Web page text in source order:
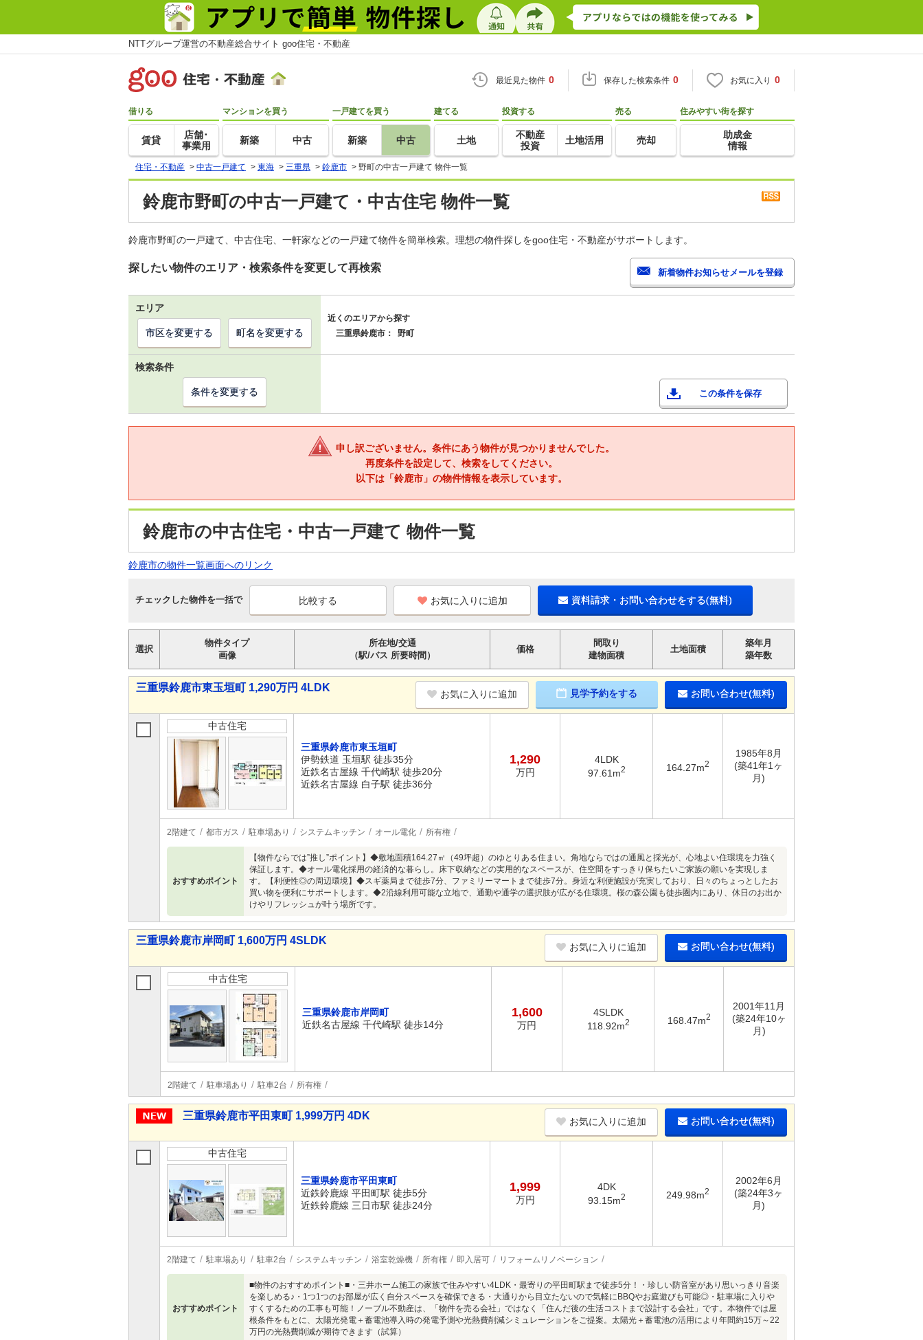
NTTグループ運営の不動産総合サイト goo住宅・不動産
最近見た物件 0 保存した検索条件 0 お気に入り 0
借りる
賃貸
店舗･
事業用
マンションを買う
新築 中古
一戸建てを買う
新築 中古
建てる
土地
投資する
不動産
投資
土地活用
売る
売却
住みやすい街を探す
助成金
情報
住宅・不動産 > 中古一戸建て > 東海 > 三重県 > 鈴鹿市 > 野町の中古一戸建て 物件一覧
鈴鹿市野町の中古一戸建て・中古住宅 物件一覧
鈴鹿市野町の一戸建て、中古住宅、一軒家などの一戸建て物件を簡単検索。理想の物件探しをgoo住宅・不動産がサポートします。
探したい物件のエリア・検索条件を変更して再検索
エリア
近くのエリアから探す
三重県鈴鹿市：
野町
市区を変更する 町名を変更する
検索条件
この条件を保存
条件を変更する
申し訳ございません。条件にあう物件が見つかりませんでした。
再度条件を設定して、検索をしてください。
以下は「鈴鹿市」の物件情報を表示しています。
鈴鹿市の中古住宅・中古一戸建て 物件一覧
鈴鹿市の物件一覧画面へのリンク
チェックした物件を一括で お気に入りに追加 資料請求・お問い合わせをする(無料)
選択
物件タイプ
画像
所在地/交通
（駅/バス 所要時間）
価格
間取り
建物面積
土地面積
築年月
築年数
三重県鈴鹿市東玉垣町 1,290万円 4LDK
お気に入りに追加 見学予約をする お問い合わせ(無料)
中古住宅
三重県鈴鹿市東玉垣町
伊勢鉄道 玉垣駅 徒歩35分
近鉄名古屋線 千代崎駅 徒歩20分
近鉄名古屋線 白子駅 徒歩36分
1,290
万円
4LDK
97.61m2 164.27m2
1985年8月
(築41年1ヶ
月)
2階建て 都市ガス 駐車場あり システムキッチン オール電化 所有権
おすすめポイント
【物件ならでは”推し”ポイント】◆敷地面積164.27㎡（49坪超）のゆとりある住まい。角地ならではの通風と採光が、心地よい住環境を力強く
保証します。◆オール電化採用の経済的な暮らし。床下収納などの実用的なスペースが、住空間をすっきり保ちたいご家族の願いを実現しま
す。【利便性◎の周辺環境】◆スギ薬局まで徒歩7分、ファミリーマートまで徒歩7分。身近な利便施設が充実しており、日々のちょっとしたお
買い物を便利にサポートします。◆2沿線利用可能な立地で、通勤や通学の選択肢が広がる住環境。桜の森公園も徒歩圏内にあり、休日のお出か
けやリフレッシュが叶う場所です。
三重県鈴鹿市岸岡町 1,600万円 4SLDK
お気に入りに追加 お問い合わせ(無料)
中古住宅
三重県鈴鹿市岸岡町
近鉄名古屋線 千代崎駅 徒歩14分
1,600
万円
4SLDK
118.92m2 168.47m2
2001年11月
(築24年10ヶ
月)
2階建て 駐車場あり 駐車2台 所有権
三重県鈴鹿市平田東町 1,999万円 4DK お気に入りに追加 お問い合わせ(無料)
中古住宅
三重県鈴鹿市平田東町
近鉄鈴鹿線 平田町駅 徒歩5分
近鉄鈴鹿線 三日市駅 徒歩24分
1,999
万円
4DK
93.15m2 249.98m2
2002年6月
(築24年3ヶ
月)
2階建て 駐車場あり 駐車2台 システムキッチン 浴室乾燥機 所有権 即入居可 リフォームリノベーション
おすすめポイント
■物件のおすすめポイント■・三井ホーム施工の家族で住みやすい4LDK・最寄りの平田町駅まで徒歩5分！・珍しい防音室があり思いっきり音楽
を楽しめる♪・1つ1つのお部屋が広く自分スペースを確保できる・大通りから目立たないので気軽にBBQやお庭遊びも可能◎・駐車場に入りや
すくするための工事も可能！ノーブル不動産は、「物件を売る会社」ではなく「住んだ後の生活コストまで設計する会社」です。本物件では屋
根条件をもとに、太陽光発電＋蓄電池導入時の発電予測や光熱費削減シミュレーションをご提案。太陽光＋蓄電池の活用により年間約15万～22
万円の光熱費削減が期待できます（試算）